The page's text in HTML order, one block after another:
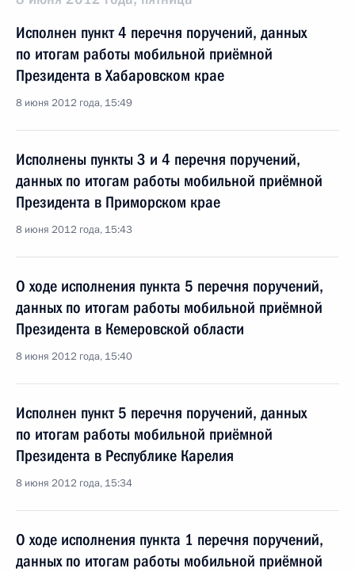
Исполнен пункт 4 перечня поручений, данных
по итогам работы мобильной приёмной
Президента в Хабаровском крае
8 июня 2012 года, 15:49
Исполнены пункты 3 и 4 перечня поручений,
данных по итогам работы мобильной приёмной
Президента в Приморском крае
8 июня 2012 года, 15:43
О ходе исполнения пункта 5 перечня поручений,
данных по итогам работы мобильной приёмной
Президента в Кемеровской области
8 июня 2012 года, 15:40
Исполнен пункт 5 перечня поручений, данных
по итогам работы мобильной приёмной
Президента в Республике Карелия
8 июня 2012 года, 15:34
О ходе исполнения пункта 1 перечня поручений,
данных по итогам работы мобильной приёмной